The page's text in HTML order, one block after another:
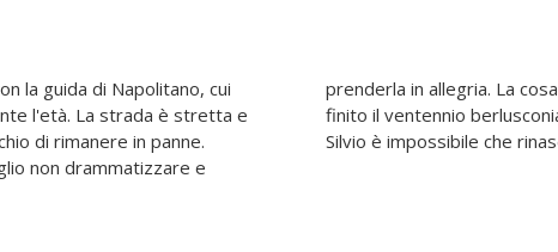
la guida di Napolitano, cui
l'età. La strada è stretta e
di rimanere in panne.
non drammatizzare e
del resto è che sembra
satira un "grande" come
Silvio è impossibile che